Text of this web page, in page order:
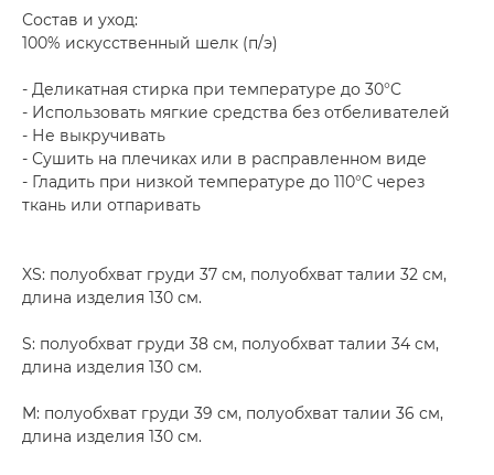
Состав и уход:
100% искусственный шелк (п/э)
- Деликатная стирка при температуре до 30°C
- Использовать мягкие средства без отбеливателей
- Не выкручивать
- Сушить на плечиках или в расправленном виде
- Гладить при низкой температуре до 110°C через
ткань или отпаривать
XS: полуобхват груди 37 см, полуобхват талии 32 см,
длина изделия 130 см.
S: полуобхват груди 38 см, полуобхват талии 34 см,
длина изделия 130 см.
M: полуобхват груди 39 см, полуобхват талии 36 см,
длина изделия 130 см.